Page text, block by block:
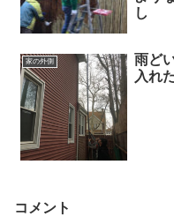
し
家の外側
雨ど
入れ
コメント